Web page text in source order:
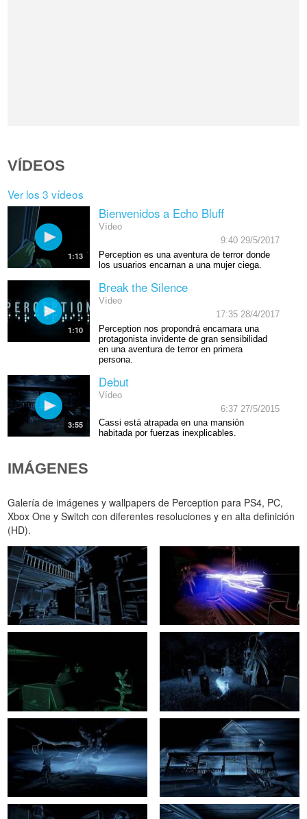
VÍDEOS
Ver los 3 vídeos
1:13
Bienvenidos a Echo Bluff
Vídeo
9:40 29/5/2017
Perception es una aventura de terror donde
los usuarios encarnan a una mujer ciega.
1:10
Break the Silence
Vídeo
17:35 28/4/2017
Perception nos propondrá encarnara una
protagonista invidente de gran sensibilidad
en una aventura de terror en primera
persona.
3:55
Debut
Vídeo
6:37 27/5/2015
Cassi está atrapada en una mansión
habitada por fuerzas inexplicables.
IMÁGENES
Galería de imágenes y wallpapers de Perception para PS4, PC,
Xbox One y Switch con diferentes resoluciones y en alta definición
(HD).